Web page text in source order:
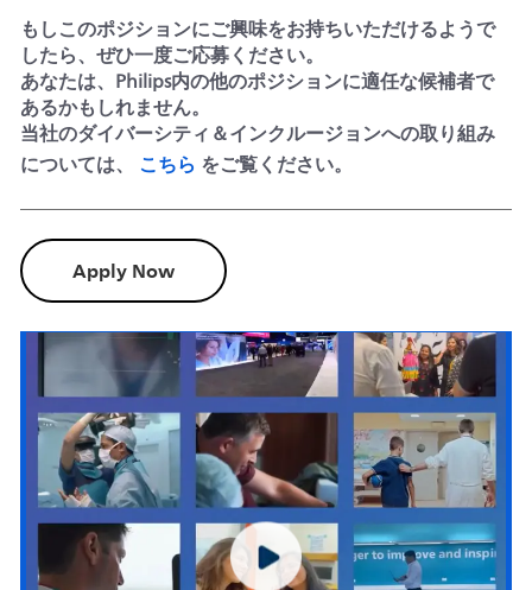
もしこのポジションにご興味をお持ちいただけるようで
したら、ぜひ一度ご応募ください。
あなたは、Philips内の他のポジションに適任な候補者で
あるかもしれません。
当社のダイバーシティ＆インクルージョンへの取り組み
については、 こちら をご覧ください。
Apply Now